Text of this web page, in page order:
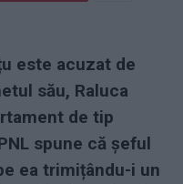
este acuzat de
său, Raluca
de tip
spune că șeful
ea trimițându-i un